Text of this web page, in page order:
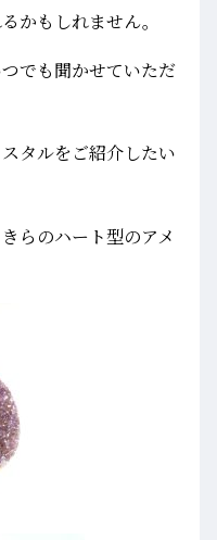
かもしれません。
でも聞かせていただ
タルをご紹介したい
らのハート型のアメ